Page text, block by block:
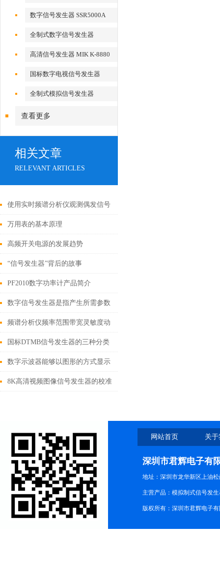
数字信号发生器 SSR5000A
全制式数字信号发生器
MSD5000A
高清信号发生器 MIK K-8880
国标数字电视信号发生器
全制式模拟信号发生器
查看更多
相关文章
RELEVANT ARTICLES
使用实时频谱分析仪观测偶发信号
的几点优势
万用表的基本原理
高频开关电源的发展趋势
“信号发生器”背后的故事
PF2010数字功率计产品简介
数字信号发生器是指产生所需参数
的电测试信号的仪器
频谱分析仪频率范围带宽灵敏度动
态范围
国标DTMB信号发生器的三种分类
数字示波器能够以图形的方式显示
信号的幅度频率和相位等信息
8K高清视频图像信号发生器的校准
网站首页 关
深圳市君辉电子有
地址：深圳市龙华新区上油松
主营产品：模拟制式信号发
版权所有：深圳市君辉电子